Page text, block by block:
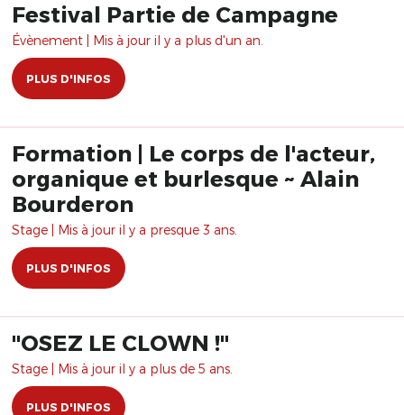
Festival Partie de Campagne
Évènement | Mis à jour il y a plus d'un an.
PLUS D'INFOS
Formation | Le corps de l'acteur,
organique et burlesque ~ Alain
Bourderon
Stage | Mis à jour il y a presque 3 ans.
PLUS D'INFOS
"OSEZ LE CLOWN !"
Stage | Mis à jour il y a plus de 5 ans.
PLUS D'INFOS